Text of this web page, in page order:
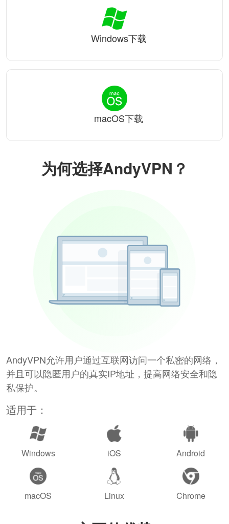
为何选择AndyVPN？
AndyVPN允许用户通过互联网访问一个私密的网络，
并且可以隐匿用户的真实IP地址，提高网络安全和隐
私保护。
适用于：
Windows iOS Android
macOS Linux Chrome
Windows下载
macOS下载